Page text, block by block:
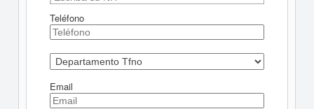
Teléfono
Email